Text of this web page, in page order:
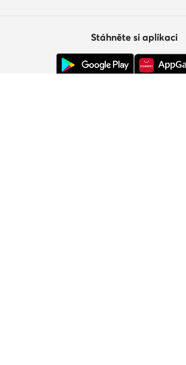
Stáhněte si aplikaci